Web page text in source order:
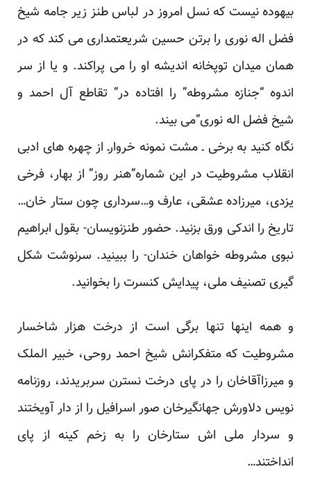
بیهوده نیست که نسل امروز در لباسطنز زیر جامه شیخ
فضل اله نوری را برتن حسین شریعتمداری می کند که در
همان میدان توپخانه اندیشه او را می پراکند. و یا از سر
اندوه “جنازه مشروطه” را افتاده در” تقاطع آل احمد و
شیخ فضل اله نوری“می بیند.
نگاه کنید به برخی ـ مشت نمونه خروارـ از چهره های ادبی
انقلاب مشروطیت در این شماره”هنر روز” از بهار، فرخی
یزدی، میرزاده عشقی، عارف و…سرداری چون ستار خان…
تاریخ را اندکی ورق بزنید. حضور طنزنویسان- بقول ابراهیم
نبوی مشروطه خواهان خندان- را ببینید. سرنوشت شکل
گیری تصنیف ملی، پیدایش کنسرت را بخوانید.
و همه اینها تنها برگی است از درخت هزار شاخسار
مشروطیت که متفکرانش شیخ احمد روحی، خبیر الملک
و میرزاآقاخان را در پای درخت نسترن سربریدند، روزنامه
نویس دلاورش جهانگیرخان صور اسرافیل را از دار آویختند
و سردار ملی اش ستارخان را به زخم کینه از پای
انداختند…